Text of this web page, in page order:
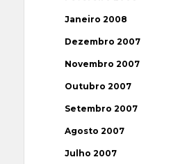
Janeiro 2008
Dezembro 2007
Novembro 2007
Outubro 2007
Setembro 2007
Agosto 2007
Julho 2007